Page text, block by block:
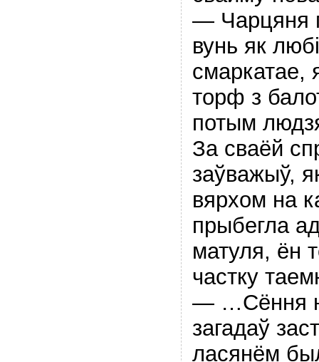
— Чарцяня
вунь як
смаркатае,
торф з
потым
За сваёй
заўважыў,
вярхом на
прыбегла
матуля, ён
частку
— …Сёння
загадаў
ласянём